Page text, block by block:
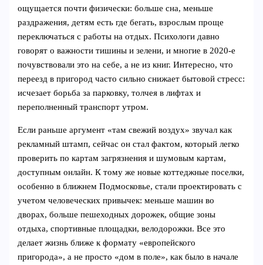
ощущается почти физически: больше сна, меньше
раздражения, детям есть где бегать, взрослым проще
переключаться с работы на отдых. Психологи давно
говорят о важности тишины и зелени, и многие в 2020‑е
почувствовали это на себе, а не из книг. Интересно, что
переезд в пригород часто сильно снижает бытовой стресс:
исчезает борьба за парковку, толчея в лифтах и
переполненный транспорт утром.
Если раньше аргумент «там свежий воздух» звучал как
рекламный штамп, сейчас он стал фактом, который легко
проверить по картам загрязнения и шумовым картам,
доступным онлайн. К тому же новые коттеджные поселки,
особенно в ближнем Подмосковье, стали проектировать с
учетом человеческих привычек: меньше машин во
дворах, больше пешеходных дорожек, общие зоны
отдыха, спортивные площадки, велодорожки. Все это
делает жизнь ближе к формату «европейского
пригорода», а не просто «дом в поле», как было в начале